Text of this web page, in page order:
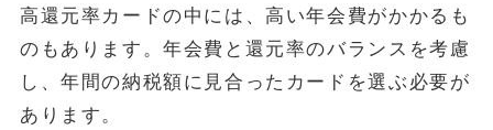
高還元率カードの中には、高い年会費がかかるも
のもあります。年会費と還元率のバランスを考慮
し、年間の納税額に見合ったカードを選ぶ必要が
あります。